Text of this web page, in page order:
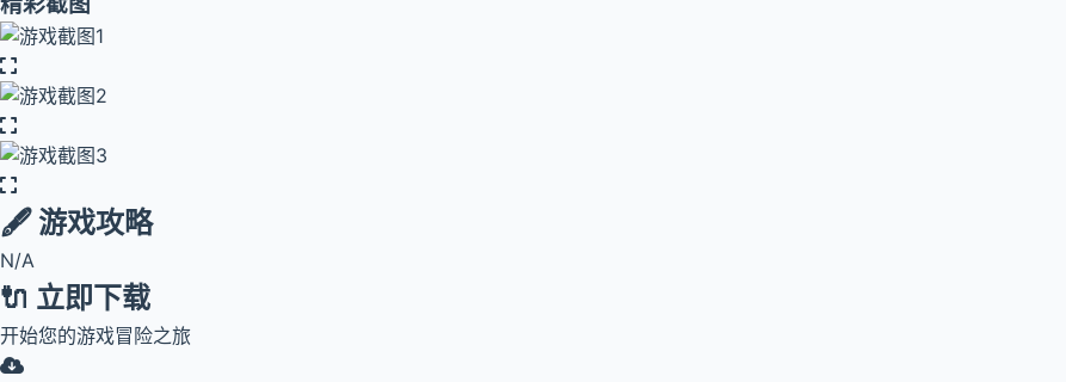
🖋️ 游戏攻略
N/A
🔌 立即下载
开始您的游戏冒险之旅